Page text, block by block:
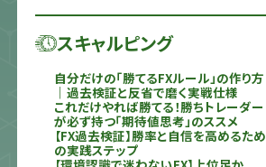
スキャルピング
自分だけの「勝てるFXルール」の作り方
｜過去検証と反省で磨く実戦仕様
これだけやれば勝てる！勝ちトレーダー
が必ず持つ「期待値思考」のススメ
【FX過去検証】勝率と自信を高めるため
の実践ステップ